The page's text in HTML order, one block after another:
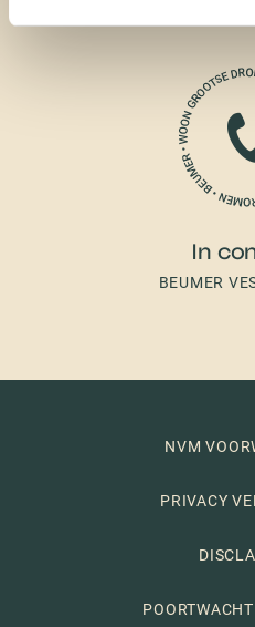
In
BEUMER
NVM
PRIVACY